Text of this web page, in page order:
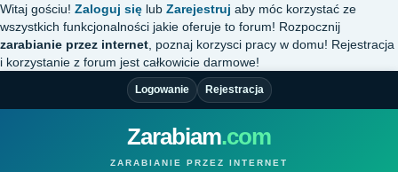
Witaj gościu! Zaloguj się lub Zarejestruj aby móc korzystać ze
wszystkich funkcjonalności jakie oferuje to forum! Rozpocznij
zarabianie przez internet , poznaj korzysci pracy w domu! Rejestracja
i korzystanie z forum jest całkowicie darmowe!
Logowanie Rejestracja
Zarabiam.com
ZARABIANIE PRZEZ INTERNET